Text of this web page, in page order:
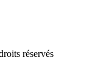
réservés